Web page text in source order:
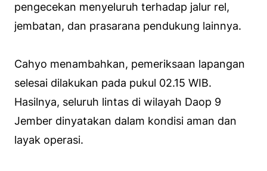
pengecekan menyeluruh terhadap jalur rel,
jembatan, dan prasarana pendukung lainnya.
Cahyo menambahkan, pemeriksaan lapangan
selesai dilakukan pada pukul 02.15 WIB.
Hasilnya, seluruh lintas di wilayah Daop 9
Jember dinyatakan dalam kondisi aman dan
layak operasi.